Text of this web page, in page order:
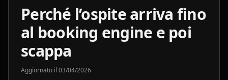
Perché l’ospite arriva fino
al booking engine e poi
scappa
Aggiornato il 03/04/2026